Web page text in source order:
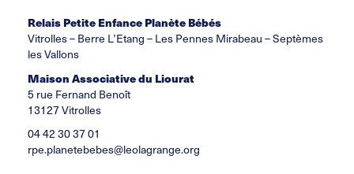
Relais Petite Enfance Planète Bébés
Vitrolles – Berre L’Etang – Les Pennes Mirabeau – Septèmes
les Vallons
Maison Associative du Liourat
5 rue Fernand Benoît
13127 Vitrolles
04 42 30 37 01
rpe.planetebebes@leolagrange.org